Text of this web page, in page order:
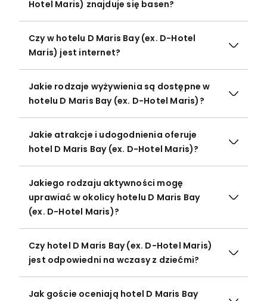
Hotel Maris) znajduje się basen?
Czy w hotelu D Maris Bay (ex. D-Hotel
Maris) jest internet?
Jakie rodzaje wyżywienia są dostępne w
hotelu D Maris Bay (ex. D-Hotel Maris)?
Jakie atrakcje i udogodnienia oferuje
hotel D Maris Bay (ex. D-Hotel Maris)?
Jakiego rodzaju aktywności mogę
uprawiać w okolicy hotelu D Maris Bay
(ex. D-Hotel Maris)?
Czy hotel D Maris Bay (ex. D-Hotel Maris)
jest odpowiedni na wczasy z dziećmi?
Jak goście oceniają hotel D Maris Bay